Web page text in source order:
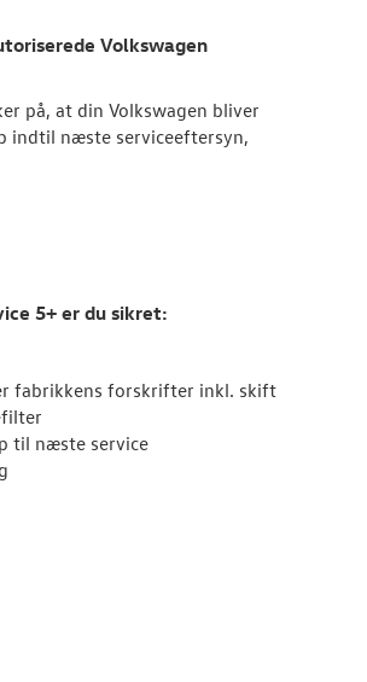
Volkswagen
på, at din Volkswagen bliver
indtil næste serviceeftersyn,
5+ er du sikret:
fabrikkens forskrifter inkl. skift
til næste service